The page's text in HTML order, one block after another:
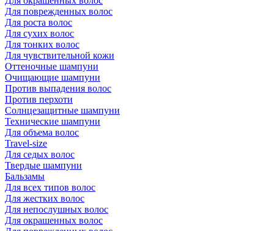
Для поврежденных волос
Для роста волос
Для сухих волос
Для тонких волос
Для чувствительной кожи
Оттеночные шампуни
Очищающие шампуни
Против выпадения волос
Против перхоти
Солнцезащитные шампуни
Технические шампуни
Для объема волос
Travel-size
Для седых волос
Твердые шампуни
Бальзамы
Для всех типов волос
Для жестких волос
Для непослушных волос
Для окрашенных волос